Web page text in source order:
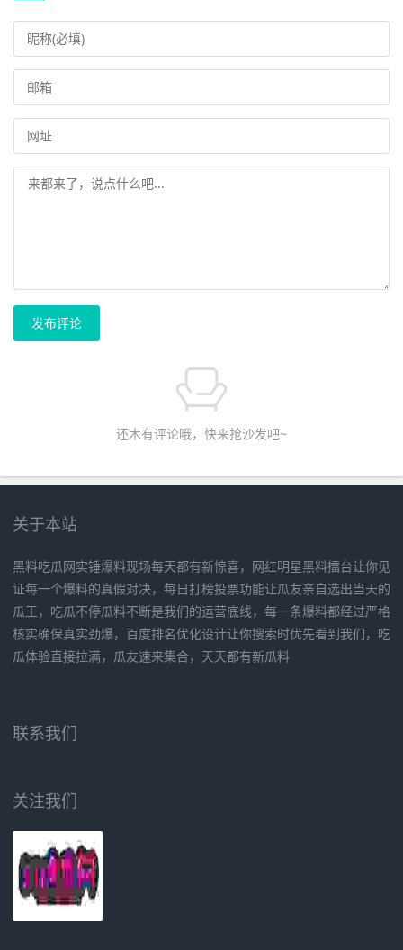
发布评论
还木有评论哦，快来抢沙发吧~
关于本站
黑料吃瓜网实锤爆料现场每天都有新惊喜，网红明星黑料擂台让你见
证每一个爆料的真假对决，每日打榜投票功能让瓜友亲自选出当天的
瓜王，吃瓜不停瓜料不断是我们的运营底线，每一条爆料都经过严格
核实确保真实劲爆，百度排名优化设计让你搜索时优先看到我们，吃
瓜体验直接拉满，瓜友速来集合，天天都有新瓜料
联系我们
关注我们